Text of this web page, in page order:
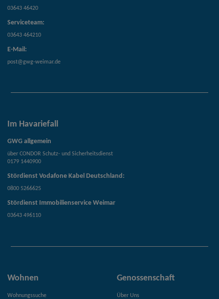
03643 46420
Serviceteam:
03643 464210
E-Mail:
post@gwg-weimar.de
Im Havariefall
GWG allgemein
über CONDOR Schutz- und Sicherheitsdienst
0179 1440900
Stördienst Vodafone Kabel Deutschland:
0800 5266625
Stördienst Immobilienservice Weimar
03643 496110
Wohnen
Wohnungssuche
Genossenschaft
Über Uns